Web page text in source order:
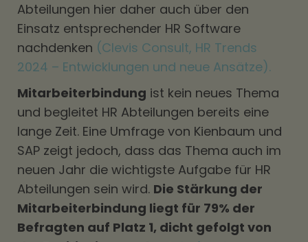
Abteilungen hier daher auch über den
Einsatz entsprechender HR Software
nachdenken (Clevis Consult, HR Trends
2024 – Entwicklungen und neue Ansätze).
Mitarbeiterbindung ist kein neues Thema
und begleitet HR Abteilungen bereits eine
lange Zeit. Eine Umfrage von Kienbaum und
SAP zeigt jedoch, dass das Thema auch im
neuen Jahr die wichtigste Aufgabe für HR
Abteilungen sein wird. Die Stärkung der
Mitarbeiterbindung liegt für 79% der
Befragten auf Platz 1, dicht gefolgt von